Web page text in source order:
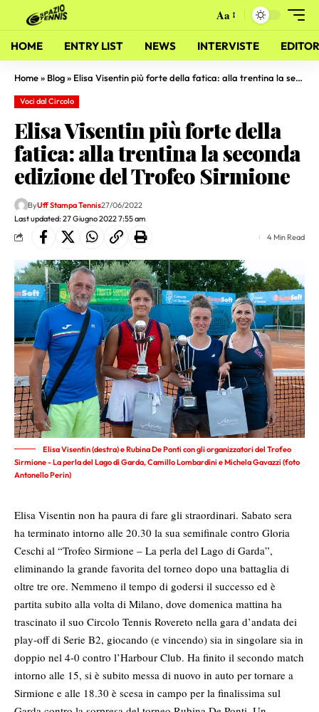
Aa
HOME ENTRY LIST NEWS INTERVISTE
Home» Blog» Elisa Visentin più forte della fatica: alla trentina la seconda edizione del Trofeo Sirmione
Voci dal Circolo
Elisa Visentin più forte della
fatica: alla trentina la seconda
edizione del Trofeo Sirmione
Last updated: 27 Giugno 2022 7:55 am
ByUff Stampa Tennis27/06/2022
4 Min Read
Elisa Visentin (destra) e Rubina De Ponti con gli organizzatori del Trofeo
Sirmione - La perla del Lago di Garda, Camillo Lombardini e Michela Gavazzi (foto
Antonello Perin)
Elisa Visentin non ha paura di fare gli straordinari. Sabato sera
ha terminato intorno alle 20.30 la sua semifinale contro Gloria
Ceschi al “Trofeo Sirmione – La perla del Lago di Garda”,
eliminando la grande favorita del torneo dopo una battaglia di
oltre tre ore. Nemmeno il tempo di godersi il successo ed è
partita subito alla volta di Milano, dove domenica mattina ha
trascinato il suo Circolo Tennis Rovereto nella gara d’andata dei
play-off di Serie B2, giocando (e vincendo) sia in singolare sia in
doppio nel 4-0 contro l’Harbour Club. Ha finito il secondo match
intorno alle 15, si è subito messa di nuovo in auto per tornare a
Sirmione e alle 18.30 è scesa in campo per la finalissima sul